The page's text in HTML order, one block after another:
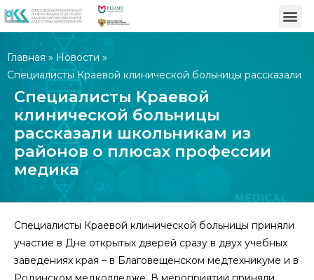
Главная » Новости »
Специалисты Краевой клинической больницы рассказали
школьникам из районов о плюсах профессии медика
Специалисты Краевой
клинической больницы
рассказали школьникам из
районов о плюсах профессии
медика
Специалисты Краевой клинической больницы приняли
участие в Дне открытых дверей сразу в двух учебных
заведениях края – в Благовещенском медтехникуме и в